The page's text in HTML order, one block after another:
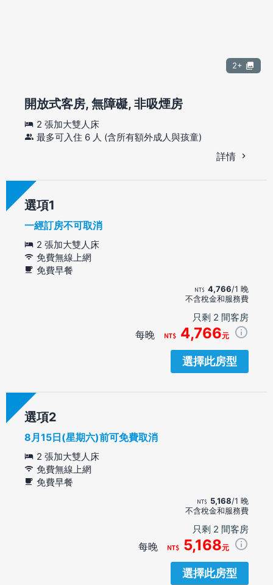
2+
開放式客房, 無障礙, 非吸煙房
2 張加大雙人床
最多可入住 6 人 (含所有額外成人與孩童)
詳情
選項
一經訂房不可取消
2 張加大雙人床
免費無線上網
免費早餐
4,766/1 晚
不含稅金和服務費
只剩 2 間客房
每晚 4,766元
選擇此房型
選項
8月15日(星期六)前可免費取消
2 張加大雙人床
免費無線上網
免費早餐
5,168/1 晚
不含稅金和服務費
只剩 2 間客房
每晚 5,168元
選擇此房型